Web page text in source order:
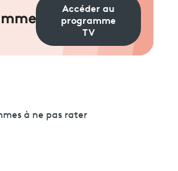
Accéder au
programme
TV
à ne pas rater